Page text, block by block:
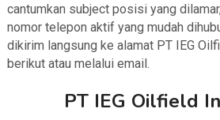
cantumkan subject posisi yang
nomor telepon aktif yang mudah
dikirim langsung ke alamat PT IEG
berikut atau melalui email.
PT IEG Oilfield